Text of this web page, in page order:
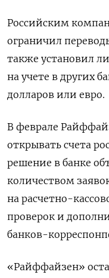
Российским
ограничил
также установил
на учете в других
долларов или евро.
В феврале
открывать счета
решение в банке
количеством
на расчетно-
проверок и
банков-
«Райффайзен»